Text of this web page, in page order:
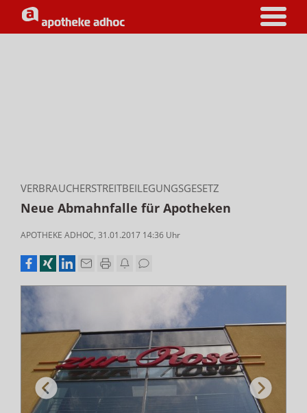
VERBRAUCHERSTREITBEILEGUNGSGESETZ
Neue Abmahnfalle für Apotheken
APOTHEKE ADHOC, 31.01.2017 14:36 Uhr